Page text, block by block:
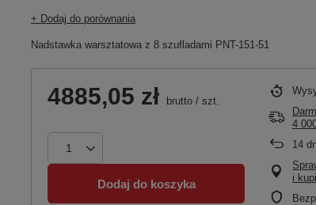
+ Dodaj do porównania
Nadstawka warsztatowa z 8 szufladami PNT-151-51
4885,05 zł brutto / szt.
Dodaj do koszyka
4
14
i